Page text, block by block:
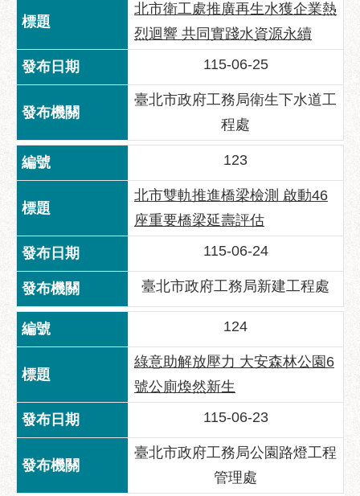
性
主
流
騷
擾
防
治
廉
政
園
地
便
民
務
道
路
掘
北市衛工處推廣再生水獲企業熱
烈迴響 共同實踐水資源永續
115-06-25
臺北市政府工務局衛生下水道工
程處
123
北市雙軌推進橋梁檢測 啟動46
座重要橋梁延壽評估
115-06-24
臺北市政府工務局新建工程處
124
綠意助解放壓力 大安森林公園6
號公廁煥然新生
115-06-23
臺北市政府工務局公園路燈工程
管理處